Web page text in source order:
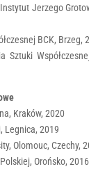
Jerzego
BCK, Brzeg,
Sztuki
Kraków, 2020
Legnica, 2019
Olomouc, Czechy,
Orońsko, 2016